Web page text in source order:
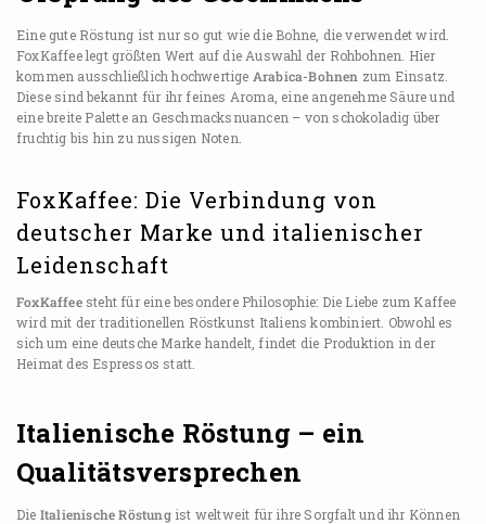
Eine gute Röstung ist nur so gut wie die Bohne, die verwendet wird.
FoxKaffee legt größten Wert auf die Auswahl der Rohbohnen. Hier
kommen ausschließlich hochwertige Arabica-Bohnen zum Einsatz.
Diese sind bekannt für ihr feines Aroma, eine angenehme Säure und
eine breite Palette an Geschmacksnuancen – von schokoladig über
fruchtig bis hin zu nussigen Noten.
FoxKaffee: Die Verbindung von
deutscher Marke und italienischer
Leidenschaft
FoxKaffeesteht für eine besondere Philosophie: Die Liebe zum Kaffee
wird mit der traditionellen Röstkunst Italiens kombiniert. Obwohl es
sich um eine deutsche Marke handelt, findet die Produktion in der
Heimat des Espressos statt.
Italienische Röstung – ein
Qualitätsversprechen
Die Italienische Röstungist weltweit für ihre Sorgfalt und ihr Können